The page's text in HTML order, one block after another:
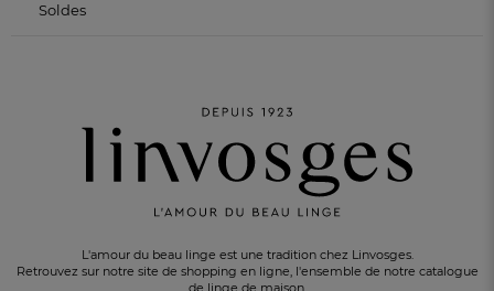
L'amour du beau linge est une tradition chez Linvosges.
Retrouvez sur notre site de shopping en ligne, l'ensemble de notre catalogue
de linge de maison.
Soldes